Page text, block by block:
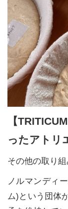
【
ったアトリ
その他の取り組
ノルマンディ
ム)という団体